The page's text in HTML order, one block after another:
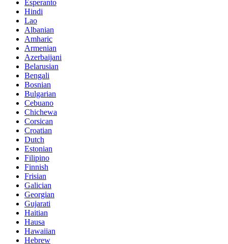
Esperanto
Hindi
Lao
Albanian
Amharic
Armenian
Azerbaijani
Belarusian
Bengali
Bosnian
Bulgarian
Cebuano
Chichewa
Corsican
Croatian
Dutch
Estonian
Filipino
Finnish
Frisian
Galician
Georgian
Gujarati
Haitian
Hausa
Hawaiian
Hebrew